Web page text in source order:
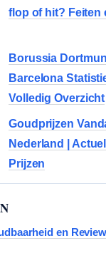
flop of hit? Feiten
Borussia
Barcelona
Volledig Overzicht
Goudprijzen
Nederland |
Prijzen
en